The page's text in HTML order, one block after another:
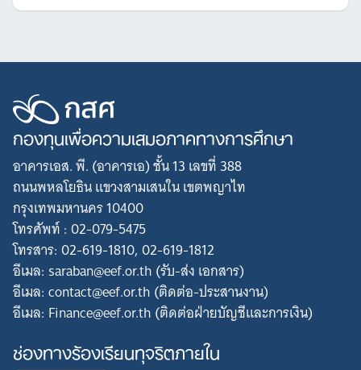
กองทุนเพื่อความเสมอภาคทางการศึกษา
อาคารเอส. พี. (อาคารเอ) ชั้น 13 เลขที่ 388
ถนนพหลโยธิน แขวงสามเสนใน เขตพญาไท
กรุงเทพมหานคร 10400
โทรศัพท์ : 02-079-5475
โทรสาร: 02-619-1810, 02-619-1812
อีเมล: saraban@eef.or.th (รับ-ส่ง เอกสาร)
อีเมล: contact@eef.or.th (ติดต่อ-ประสานงาน)
อีเมล: Finance@eef.or.th (ติดต่อฝ่ายบัญชีและการเงิน)
ช่องทางร้องเรียนทุจริตภายใน